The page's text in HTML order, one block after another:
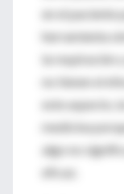
en el paciente
herramienta
la respiración
no tienen el
este aspecto,
medicina
algo no
eficaz.